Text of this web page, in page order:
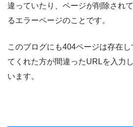
違っていたり、ページが削除され
るエラーページのことです。
このブログにも404ページは存在
てくれた方が間違ったURLを入力
います。